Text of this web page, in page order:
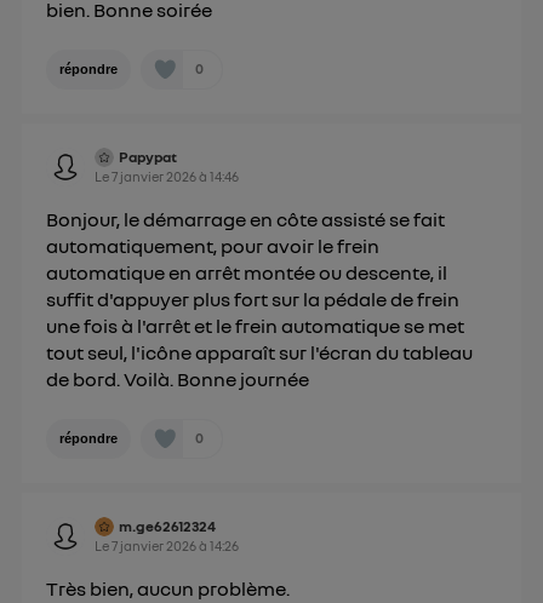
bien. Bonne soirée
répondre 0
Papypat
Le7 janvier 2026à14:46
Bonjour, le démarrage en côte assisté se fait
automatiquement, pour avoir le frein
automatique en arrêt montée ou descente, il
suffit d'appuyer plus fort sur la pédale de frein
une fois à l'arrêt et le frein automatique se met
tout seul, l'icône apparaît sur l'écran du tableau
de bord. Voilà. Bonne journée
répondre 0
m.ge62612324
Le7 janvier 2026à14:26
Très bien, aucun problème.
internet. Ainsi, toutes les personnes utilisant la
attribuer le même identifiant. En général :
uniquement sur la navigation de l'utilisateur du mobile.
Vous pouvez à tout moment retirer ce
consentement surle portail d’Utiq("
") ou via la page « gérer Utiq » en bas de ce site.
Pour plus d'informations, veuillez consulter
Politique d'information sur les données
personnelles d'Utiq.